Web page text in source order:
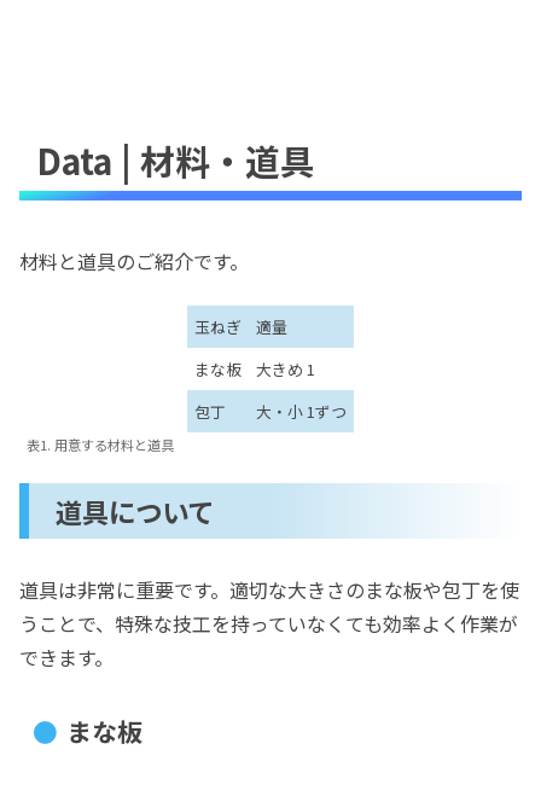
Data | 材料・道具
材料と道具のご紹介です。
玉ねぎ
適量
まな板
大きめ 1
包丁
大・小 1ずつ
表1. 用意する材料と道具
道具について
道具は非常に重要です。適切な大きさのまな板や包丁を使
うことで、特殊な技工を持っていなくても効率よく作業が
できます。
まな板